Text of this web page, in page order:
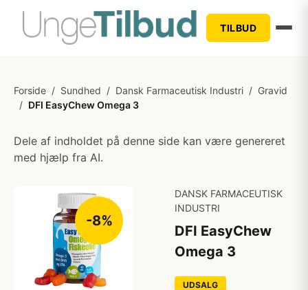
TILBUD
Forside / Sundhed / Dansk Farmaceutisk Industri / Gravid
/ DFI EasyChew Omega 3
Dele af indholdet på denne side kan være genereret
med hjælp fra AI.
-8%
DANSK FARMACEUTISK
INDUSTRI
DFI EasyChew
Omega 3
UDSALG